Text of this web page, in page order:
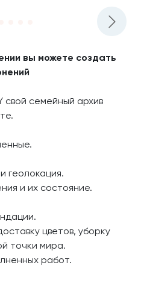
вы можете создать
свой семейный архив
геолокация.
и их состояние.
цветов, уборку
точки мира.
работ.